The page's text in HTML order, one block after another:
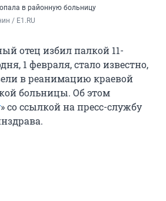
в районную больницу
/ E1.RU
отец избил палкой 11-
1 февраля, стало известно,
в реанимацию краевой
больницы. Об этом
» со ссылкой на пресс-службу